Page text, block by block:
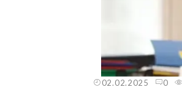
02.02.2025 0